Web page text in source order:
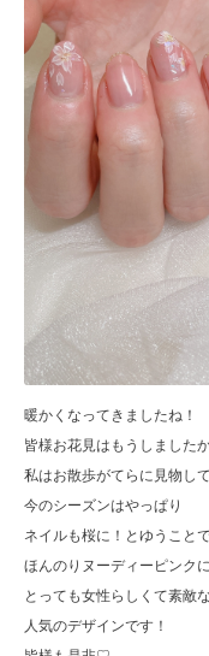
暖かくなってきましたね！
皆様お花見はもうしました
私はお散歩がてらに見物し
今のシーズンはやっぱり
ネイルも桜に！とゆうこと
ほんのりヌーディーピンク
とっても女性らしくて素敵
人気のデザインです！